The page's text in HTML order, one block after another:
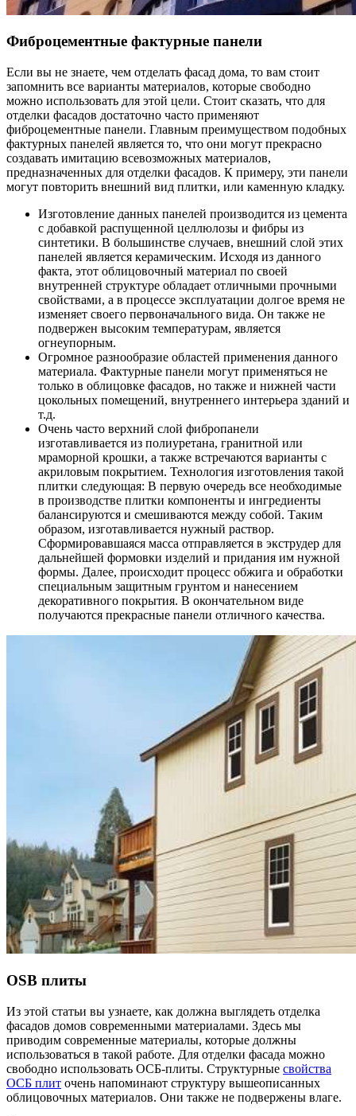
Фиброцементные фактурные панели
Если вы не знаете, чем отделать фасад дома, то вам стоит
запомнить все варианты материалов, которые свободно
можно использовать для этой цели. Стоит сказать, что для
отделки фасадов достаточно часто применяют
фиброцементные панели. Главным преимуществом подобных
фактурных панелей является то, что они могут прекрасно
создавать имитацию всевозможных материалов,
предназначенных для отделки фасадов. К примеру, эти панели
могут повторить внешний вид плитки, или каменную кладку.
Изготовление данных панелей производится из цемента
с добавкой распущенной целлюлозы и фибры из
синтетики. В большинстве случаев, внешний слой этих
панелей является керамическим. Исходя из данного
факта, этот облицовочный материал по своей
внутренней структуре обладает отличными прочными
свойствами, а в процессе эксплуатации долгое время не
изменяет своего первоначального вида. Он также не
подвержен высоким температурам, является
огнеупорным.
Огромное разнообразие областей применения данного
материала. Фактурные панели могут применяться не
только в облицовке фасадов, но также и нижней части
цокольных помещений, внутреннего интерьера зданий и
т.д.
Очень часто верхний слой фибропанели
изготавливается из полиуретана, гранитной или
мраморной крошки, а также встречаются варианты с
акриловым покрытием. Технология изготовления такой
плитки следующая: В первую очередь все необходимые
в производстве плитки компоненты и ингредиенты
балансируются и смешиваются между собой. Таким
образом, изготавливается нужный раствор.
Сформировавшаяся масса отправляется в экструдер для
дальнейшей формовки изделий и придания им нужной
формы. Далее, происходит процесс обжига и обработки
специальным защитным грунтом и нанесением
декоративного покрытия. В окончательном виде
получаются прекрасные панели отличного качества.
OSB плиты
Из этой статьи вы узнаете, как должна выглядеть отделка
фасадов домов современными материалами. Здесь мы
приводим современные материалы, которые должны
использоваться в такой работе. Для отделки фасада можно
свободно использовать ОСБ-плиты. Структурные свойства
ОСБ плит очень напоминают структуру вышеописанных
облицовочных материалов. Они также не подвержены влаге.